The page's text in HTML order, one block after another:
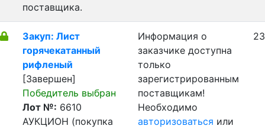
поставщика.
Закуп: Лист
горячекатанный
рифленый
[Завершен]
Победитель выбран
Лот №: 6610
АУКЦИОН (покупка
Информация о
заказчике доступна
только
зарегистрированным
поставщикам!
Необходимо
авторизоваться или